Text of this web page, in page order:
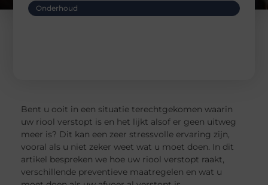
Onderhoud
Bent u ooit in een situatie terechtgekomen waarin
uw riool verstopt is en het lijkt alsof er geen uitweg
meer is? Dit kan een zeer stressvolle ervaring zijn,
vooral als u niet zeker weet wat u moet doen. In dit
artikel bespreken we hoe uw riool verstopt raakt,
verschillende preventieve maatregelen en wat u